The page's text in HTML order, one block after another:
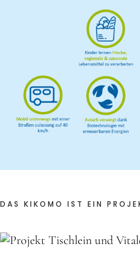
Frühlingsküche &
Offene
Werde
Groß & Klein-
FSJ/
DAS KIKOMO IST EIN